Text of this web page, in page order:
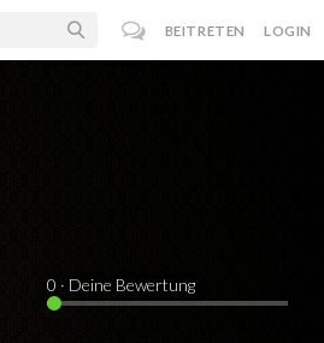
BEITRETEN LOGIN
0 · Deine Bewertung